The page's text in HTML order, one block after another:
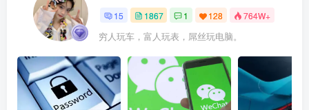
15 1867 1 128 764W+
穷人玩车，富人玩表，屌丝玩电脑。